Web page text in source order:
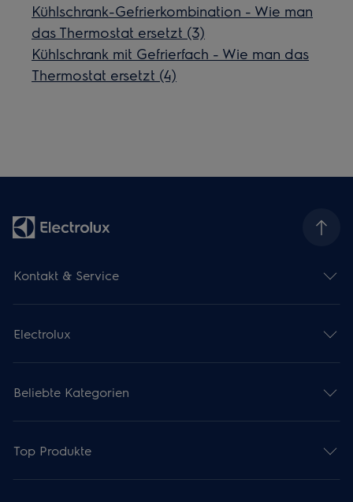
Kühlschrank-Gefrierkombination - Wie man
das Thermostat ersetzt (3)
Kühlschrank mit Gefrierfach - Wie man das
Thermostat ersetzt (4)
Kontakt & Service
Electrolux
Beliebte Kategorien
Top Produkte